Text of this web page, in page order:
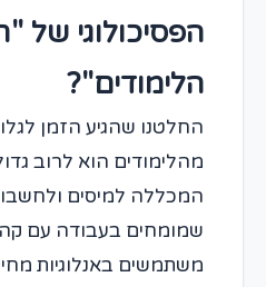
הפסיכולוגי של
הלימודים"?
החלטנו שהגיע הזמן
מהלימודים הוא לרוב
המכללה למיסים
שמומחים בעבודה עם
משתמשים באנלוגיות